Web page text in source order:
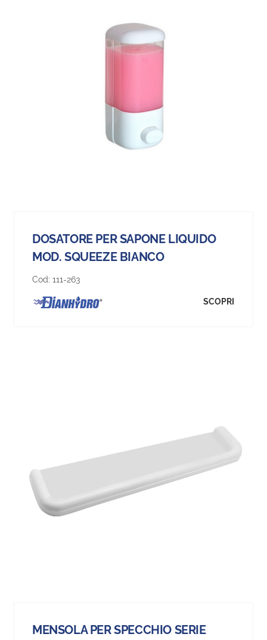
DOSATORE PER SAPONE LIQUIDO
MOD. SQUEEZE BIANCO
Cod: 111-263
SCOPRI
MENSOLA PER SPECCHIO SERIE